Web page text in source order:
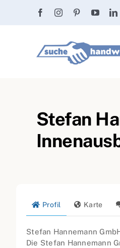
Stefan
Profil Karte
Stefan Hannemann
Die Stefan Hannemann